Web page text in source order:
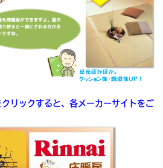
リックすると、各メーカーサイトをご